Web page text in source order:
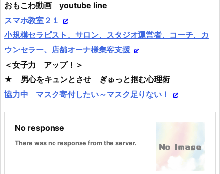
おもこわ動画 youtube line
スマホ教室２１
小規模セラピスト、サロン、スタジオ運営者、コーチ、カ
ウンセラー、店舗オーナ様集客支援
＜女子力 アップ！＞
★ 男心をキュンとさせ ぎゅっと掴む心理術
協力中 マスク寄付したい～マスク足りない！
No response
There was no response from the server.